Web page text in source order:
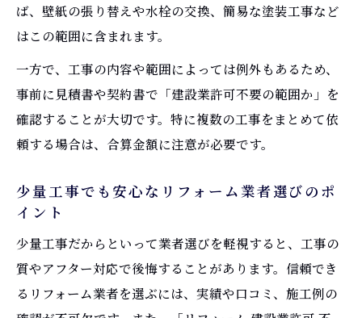
ば、壁紙の張り替えや水栓の交換、簡易な塗装工事など
はこの範囲に含まれます。
一方で、工事の内容や範囲によっては例外もあるため、
事前に見積書や契約書で「建設業許可不要の範囲か」を
確認することが大切です。特に複数の工事をまとめて依
頼する場合は、合算金額に注意が必要です。
少量工事でも安心なリフォーム業者選びのポ
イント
少量工事だからといって業者選びを軽視すると、工事の
質やアフター対応で後悔することがあります。信頼でき
るリフォーム業者を選ぶには、実績や口コミ、施工例の